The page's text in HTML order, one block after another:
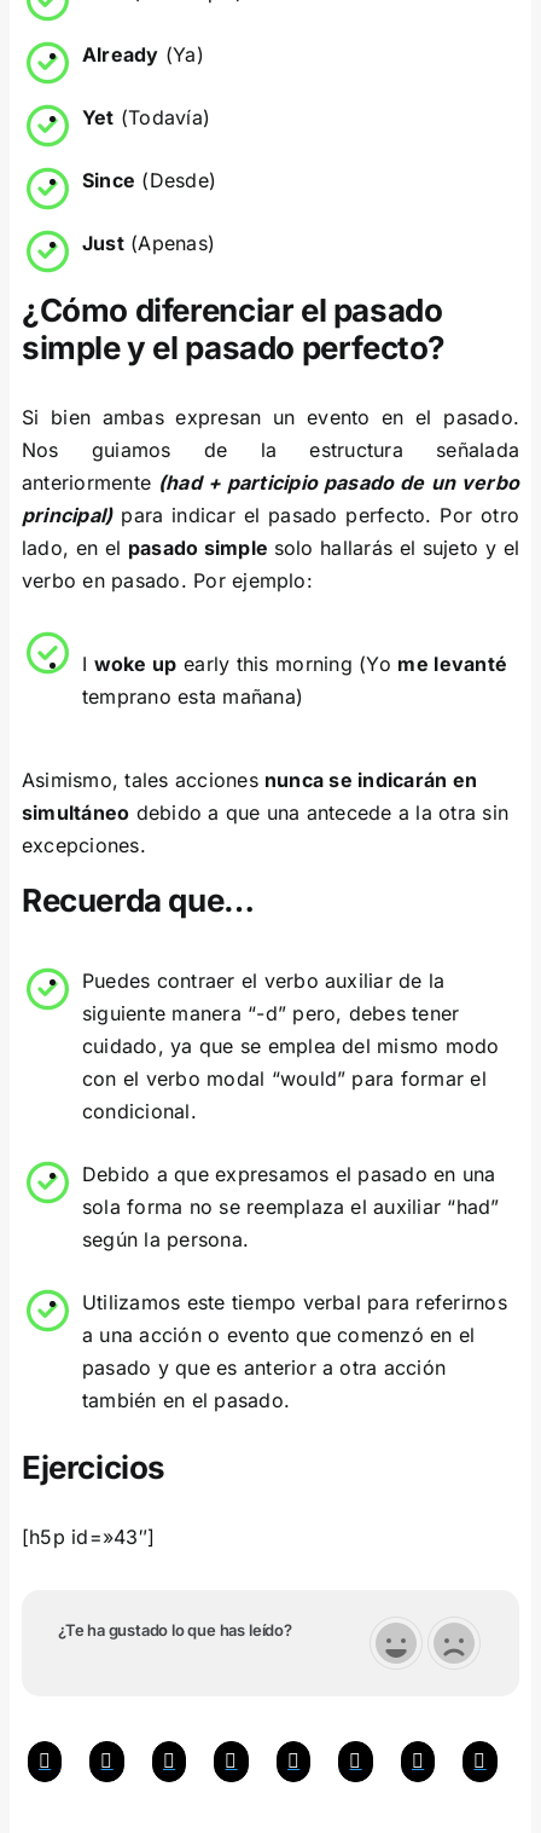
Already (Ya)
Yet (Todavía)
Since (Desde)
Just(Apenas)
¿Cómo diferenciar el pasado
simple y el pasado perfecto?
Si bien ambas expresan un evento en el pasado.
Nos guiamos de la estructura señalada
anteriormente (had + participio pasado de un verbo
principal)para indicar el pasado perfecto. Por otro
lado, en el pasado simple solo hallarás el sujeto y el
verbo en pasado. Por ejemplo:
I woke up early this morning (Yo me levanté
temprano esta mañana)
Asimismo, tales acciones nunca se indicarán en
simultáneo debido a que una antecede a la otra sin
excepciones.
Recuerda que…
Puedes contraer el verbo auxiliar de la
siguiente manera “-d” pero, debes tener
cuidado, ya que se emplea del mismo modo
con el verbo modal “would” para formar el
condicional.
Debido a que expresamos el pasado en una
sola forma no se reemplaza el auxiliar “had”
según la persona.
Utilizamos este tiempo verbal para referirnos
a una acción o evento que comenzó en el
pasado y que es anterior a otra acción
también en el pasado.
Ejercicios
[h5p id=»43″]
¿Te ha gustado lo que has leído?